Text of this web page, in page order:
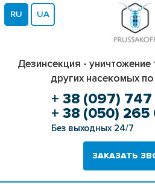
RU UA
Дезинсекция -
других насекомых
+ 38 (097) 747
+ 38 (050) 265
Без выходных 24/7
ЗАКАЗАТЬ